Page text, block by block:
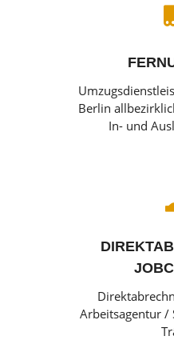
Berlin
In- und
Arbeitsagentur /